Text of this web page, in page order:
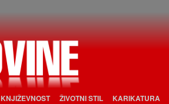
KNJIŽEVNOST ŽIVOTNI STIL KARIKATURA